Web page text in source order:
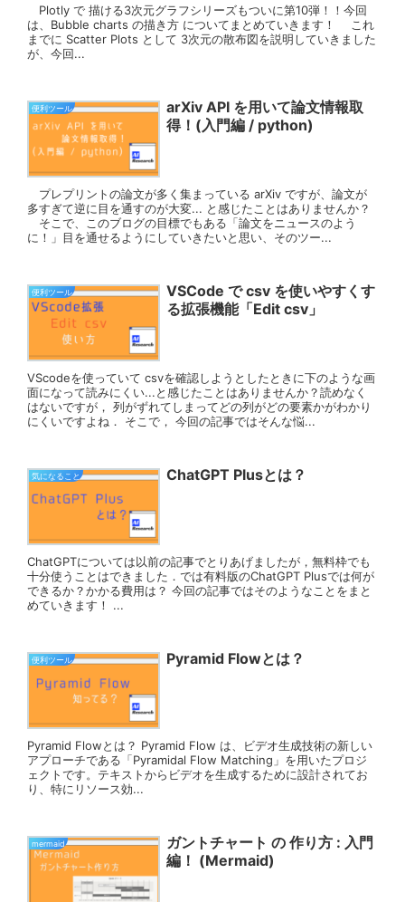
Plotly で 描ける3次元グラフシリーズもついに第10弾！！今回
は、Bubble charts の描き方 についてまとめていきます！ これ
までに Scatter Plots として 3次元の散布図を説明していきました
が、今回...
便利ツール
arXiv API を用いて論文情報取
得！(入門編 / python)
プレプリントの論文が多く集まっている arXiv ですが、論文が
多すぎて逆に目を通すのが大変... と感じたことはありませんか？
そこで、このブログの目標でもある「論文をニュースのよう
に！」目を通せるようにしていきたいと思い、そのツー...
便利ツール
VSCode で csv を使いやすくす
る拡張機能「Edit csv」
VScodeを使っていて csvを確認しようとしたときに下のような画
面になって読みにくい...と感じたことはありませんか？読めなく
はないですが， 列がずれてしまってどの列がどの要素かがわかり
にくいですよね． そこで， 今回の記事ではそんな悩...
気になること ChatGPT Plusとは？
ChatGPTについては以前の記事でとりあげましたが，無料枠でも
十分使うことはできました．では有料版のChatGPT Plusでは何が
できるか？かかる費用は？ 今回の記事ではそのようなことをまと
めていきます！ ...
便利ツール Pyramid Flowとは？
Pyramid Flowとは？ Pyramid Flow は、ビデオ生成技術の新しい
アプローチである「Pyramidal Flow Matching」を用いたプロジ
ェクトです。テキストからビデオを生成するために設計されてお
り、特にリソース効...
mermaid
ガントチャート の 作り方 : 入門
編！ (Mermaid)